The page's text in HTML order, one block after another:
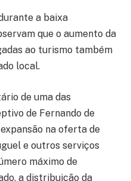
a baixa
que o aumento da
ao turismo também
local.
de uma das
de Fernando de
na oferta de
e outros serviços
máximo de
a distribuição da